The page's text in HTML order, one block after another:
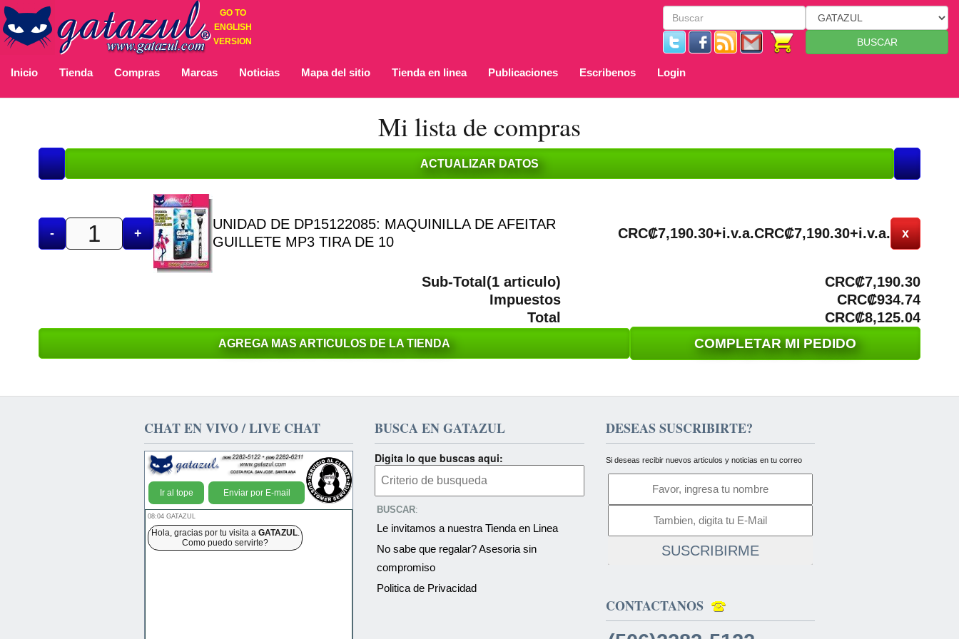
GO TO
ENGLISH
VERSION
BUSCAR
Inicio Tienda Compras Marcas Noticias Mapa del sitio Tienda en linea Publicaciones Escribenos Login
Mi lista de compras
- +
UNIDAD DE DP15122085: MAQUINILLA DE AFEITAR
GUILLETE MP3 TIRA DE 10
CRC₡7,190.30+i.v.a.CRC₡7,190.30+i.v.a. x
Sub-Total(1 articulo)
CRC₡7,190.30
Impuestos
CRC₡934.74
Total
CRC₡8,125.04
AGREGA MAS ARTICULOS DE LA TIENDA COMPLETAR MI PEDIDO
CHAT EN VIVO / LIVE CHAT
Ir al tope Enviar por E-mail
08:04 GATAZUL
Hola, gracias por tu visita a GATAZUL.
Como puedo servirte?
BUSCA EN GATAZUL
Digita lo que buscas aqui:
BUSCAR:
Le invitamos a nuestra Tienda en Linea
No sabe que regalar? Asesoria sin
compromiso
Politica de Privacidad
DESEAS SUSCRIBIRTE?
Si deseas recibir nuevos articulos y noticias en tu correo
SUSCRIBIRME
CONTACTANOS